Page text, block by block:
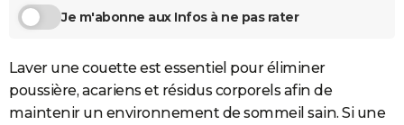
Guides de France
Escapades
Patrimoine
Expositions
Musées
Week-end nature
Art de vivre
Bien-être
Loisirs
Mode
Modes de vie
SANTE
Alimentation
Guide de la santé
Maladies
Médicaments
Sommeil
VOYAGE
Je m'abonne aux Infos à ne pas rater
Laver une couette est essentiel pour éliminer
poussière, acariens et résidus corporels afin de
maintenir un environnement de sommeil sain. Si une